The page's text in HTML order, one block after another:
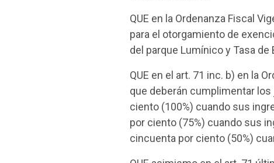
QUE en la Ordenanza Fiscal
para el otorgamiento de
del parque Lumínico y Tasa de
QUE en el art. 71 inc. b) en la
que deberán cumplimentar
ciento (100%) cuando sus
por ciento (75%) cuando sus
cincuenta por ciento (50%)